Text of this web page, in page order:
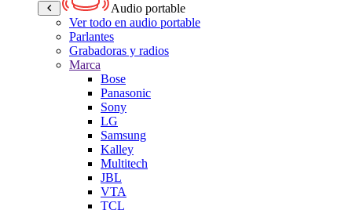
Audio portable
Ver todo en audio portable
Parlantes
Grabadoras y radios
Marca
Bose
Panasonic
Sony
LG
Samsung
Kalley
Multitech
JBL
VTA
TCL